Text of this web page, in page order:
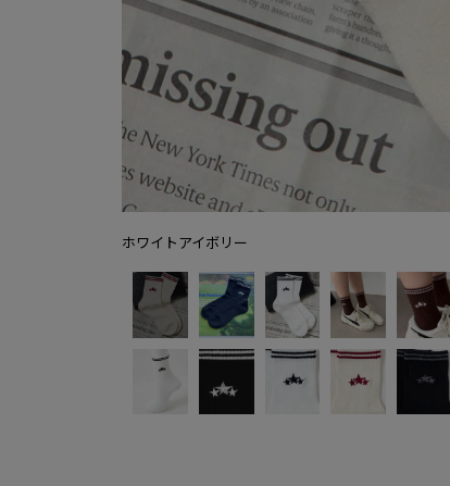
ホワイトアイボリー